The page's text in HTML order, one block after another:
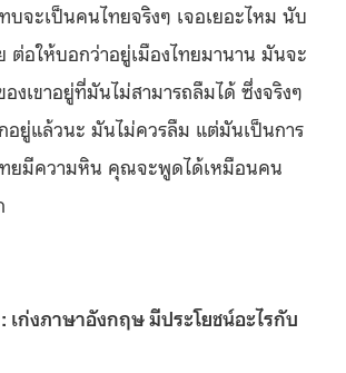
จะเป็นคนไทยจริงๆ เจอเยอะไหม นับ
ต่อให้บอกว่าอยู่เมืองไทยมานาน มันจะ
งเขาอยู่ที่มันไม่สามารถลืมได้ ซึ่งจริงๆ
อยู่แล้วนะ มันไม่ควรลืม แต่มันเป็นการ
ยมีความหิน คุณจะพูดได้เหมือนคน
เก่งภาษาอังกฤษ มีประโยชน์อะไรกับ